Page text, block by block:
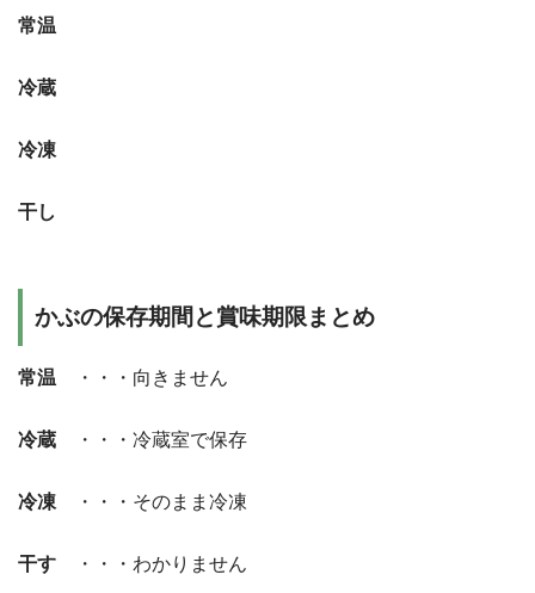
常温
冷蔵
冷凍
干し
かぶの保存期間と賞味期限まとめ
常温 ・・・向きません
冷蔵 ・・・冷蔵室で保存
冷凍 ・・・そのまま冷凍
干す ・・・わかりません